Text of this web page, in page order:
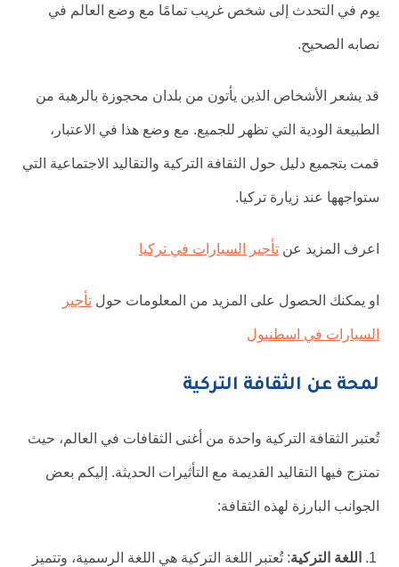
يوم في التحدث إلى شخص غريب تمامًا مع وضع العالم في
نصابه الصحيح.
قد يشعر الأشخاص الذين يأتون من بلدان محجوزة بالرهبة من
الطبيعة الودية التي تظهر للجميع. مع وضع هذا في الاعتبار،
قمت بتجميع دليل حول الثقافة التركية والتقاليد الاجتماعية التي
ستواجهها عند زيارة تركيا.
اعرف المزيد عن تأجير السيارات في تركيا
او يمكنك الحصول على المزيد من المعلومات حول تأجير
السيارات في اسطنبول
لمحة عن الثقافة التركية
تُعتبر الثقافة التركية واحدة من أغنى الثقافات في العالم، حيث
تمتزج فيها التقاليد القديمة مع التأثيرات الحديثة. إليكم بعض
الجوانب البارزة لهذه الثقافة:
اللغة التركية: تُعتبر اللغة التركية هي اللغة الرسمية، وتتميز